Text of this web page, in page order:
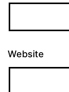
Website